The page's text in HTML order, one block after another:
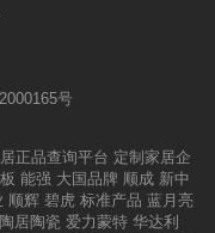
号
正品查询平台 定制家居企
能强 大国品牌 顺成 新中
顺辉 碧虎 标准产品 蓝月亮
居陶瓷 爱力蒙特 华达利